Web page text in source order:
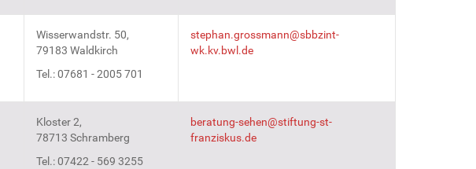
Wisserwandstr. 50,
79183 Waldkirch
Tel.: 07681 - 2005 701
stephan.grossmann@sbbzint-
wk.kv.bwl.de
Kloster 2,
78713 Schramberg
Tel.: 07422 - 569 3255
beratung-sehen@stiftung-st-
franziskus.de